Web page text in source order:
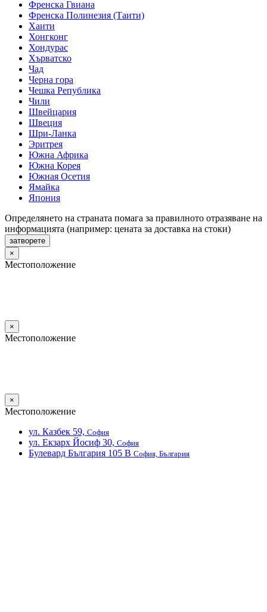
Френска Гвиана
Френска Полинезия (Таити)
Хаити
Хонгконг
Хондурас
Хърватско
Чад
Черна гора
Чешка Република
Чили
Швейцария
Швеция
Шри-Ланка
Эритрея
Южна Африка
Южна Корея
Южная Осетия
Ямайка
Япония
Определянето на страната помага за правилното отразяване на
информацията (например: цената за доставка на стоки)
затворете
×
Местоположение
×
Местоположение
×
Местоположение
ул. Казбек 59, София
ул. Екзарх Йосиф 30, София
Булевард България 105 В София, България